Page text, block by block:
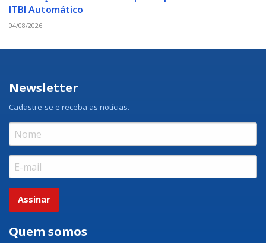
ITBI Automático
04/08/2026
Newsletter
Cadastre-se e receba as notícias.
Assinar
Quem somos